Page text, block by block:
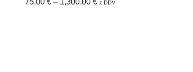
75.00 € – 1,300.00 € z DDV